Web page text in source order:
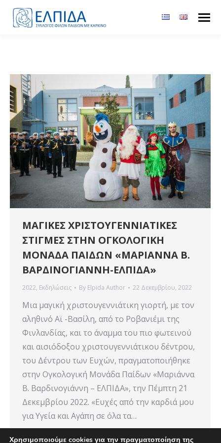
ΜΑΓΙΚΕΣ ΧΡΙΣΤΟΥΓΕΝΝΙΑΤΙΚΕΣ
ΣΤΙΓΜΕΣ ΣΤΗΝ ΟΓΚΟΛΟΓΙΚΗ
ΜΟΝΑΔΑ ΠΑΙΔΩΝ «ΜΑΡΙΑΝΝΑ Β.
ΒΑΡΔΙΝΟΓΙΑΝΝΗ-ΕΛΠΙΔΑ»
2022, Εκδηλώσεις By Elpida Author 22 Δεκεμβρίου, 2022
Μια μαγική χριστουγεννιάτικη γιορτή, με τον
αληθινό Αϊ -Βασίλη, από το Ροβανιέμι της
Φινλανδίας, και το άναμμα του πιο φωτεινού
και αισιόδοξου χριστουγεννιάτικου δέντρου,
του Δέντρου των Ευχών, πραγματοποιήθηκε
στην Ογκολογική Μονάδα Παίδων «Μαριάννα
Β. Βαρδινογιάννη – ΕΛΠΙΔΑ», την Πέμπτη 21
Δεκεμβρίου 2022. «Ευχές από την καρδιά μου
για Υγεία και Αγάπη σε όλα τα…
Χρησιμοποιούμε cookies για την πραγματοποίηση της